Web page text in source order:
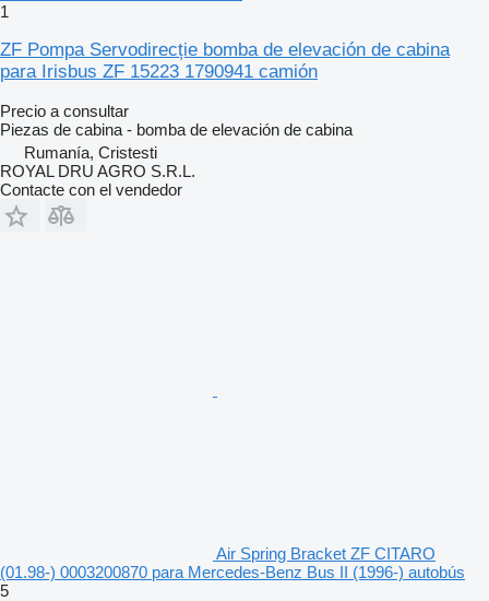
1
ZF Pompa Servodirecție bomba de elevación de cabina
para Irisbus ZF 15223 1790941 camión
Precio a consultar
Piezas de cabina - bomba de elevación de cabina
Rumanía, Cristesti
ROYAL DRU AGRO S.R.L.
Contacte con el vendedor
Air Spring Bracket ZF CITARO
(01.98-) 0003200870 para Mercedes-Benz Bus II (1996-) autobús
5